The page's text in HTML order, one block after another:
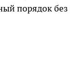
порядок без